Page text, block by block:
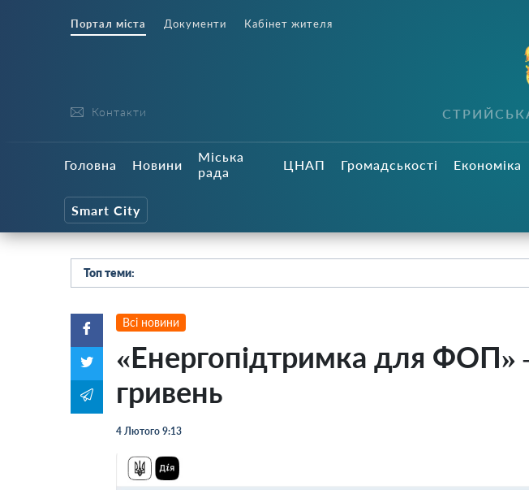
Портал міста Документи Кабінет жителя
Контакти
Головна Новини
Міська
рада
ЦНАП Громадськості Економіка
Smart City
Топ теми:
Всі новини
«Енергопідтримка для ФОП»
гривень
4 Лютого 9:13